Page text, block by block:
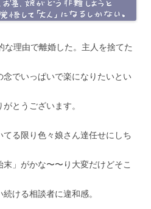
な理由で離婚した。主人を捨てた
でいっぱいで楽になりたいとい
とうございます。
る限り色々娘さん達任せにしち
」がかな〜〜り大変だけどそこ
ける相談者に違和感。